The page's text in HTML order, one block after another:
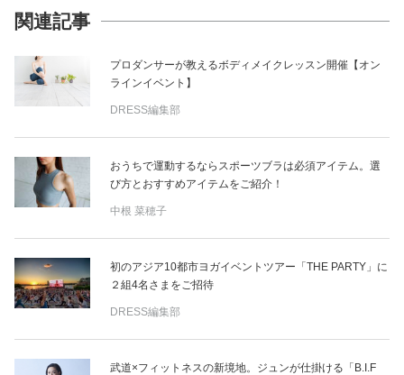
関連記事
プロダンサーが教えるボディメイクレッスン開催【オン
ラインイベント】
DRESS編集部
おうちで運動するならスポーツブラは必須アイテム。選
び方とおすすめアイテムをご紹介！
中根 菜穂子
初のアジア10都市ヨガイベントツアー「THE PARTY」に
２組4名さまをご招待
DRESS編集部
武道×フィットネスの新境地。ジュンが仕掛ける「B.I.F